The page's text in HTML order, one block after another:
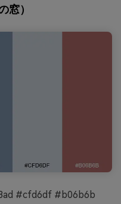
窓）
#cfd6df #b06b6b